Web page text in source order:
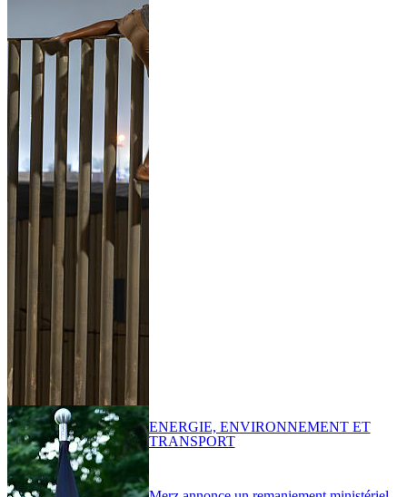
ENERGIE, ENVIRONNEMENT ET
TRANSPORT